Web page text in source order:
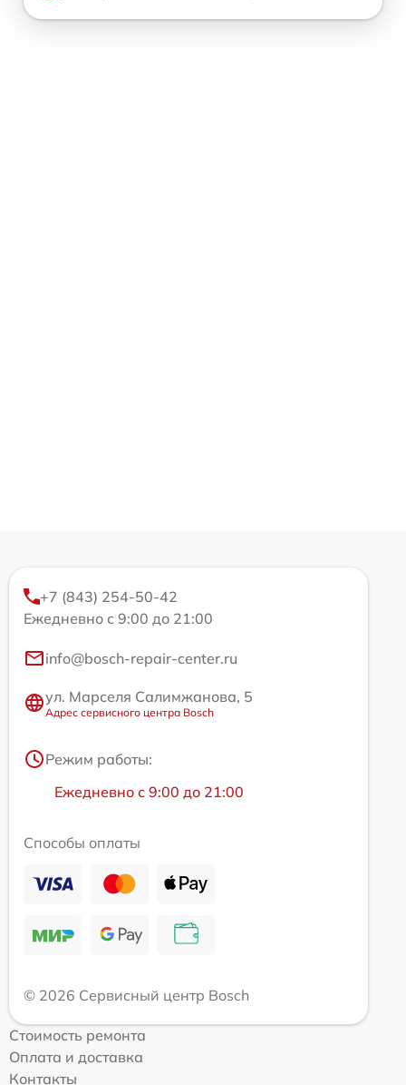
+7 (843) 254-50-42
Ежедневно с 9:00 до 21:00
info@bosch-repair-center.ru
ул. Марселя Салимжанова, 5
Адрес сервисного центра Bosch
Режим работы:
Ежедневно с 9:00 до 21:00
Способы оплаты
© 2026 Сервисный центр Bosch
Стоимость ремонта
Оплата и доставка
Контакты